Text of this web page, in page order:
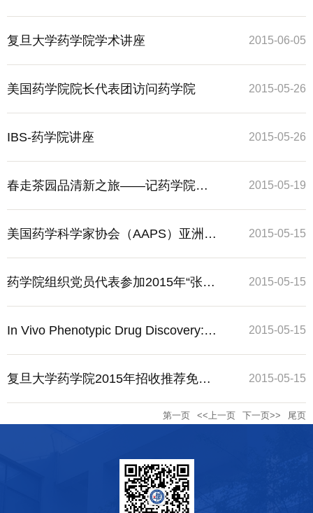
记药学院组织“院士复旦行”系列讲座活
动
复旦大学药学院学术讲座 2015-06-05
美国药学院院长代表团访问药学院 2015-05-26
IBS-药学院讲座 2015-05-26
春走茶园品清新之旅——记药学院工
会组织教工杭州品茶
2015-05-19
美国药学科学家协会（AAPS）亚洲学
生分会2014学术研讨会在复旦大学张
江校区召开
2015-05-15
药学院组织党员代表参加2015年“张江
大讲堂”首讲暨开课仪式
2015-05-15
In Vivo Phenotypic Drug Discovery:
Applications to the Discovery &
Optimization of Antipsychotic Agents
2015-05-15
复旦大学药学院2015年招收推荐免试
硕士生和直接攻博生实施办法
2015-05-15
第一页 <<上一页 下一页>> 尾页